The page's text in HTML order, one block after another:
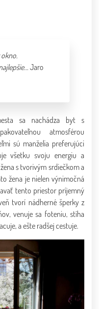
Jaro
sa nachádza byt s
atmosférou
sú manželia preferujúci
všetku svoju energiu a
s tvorivým srdiečkom a
žena je nielen výnimočná
tento priestor príjemný
tvorí nádherné šperky z
venuje sa foteniu, stíha
a ešte radšej cestuje.